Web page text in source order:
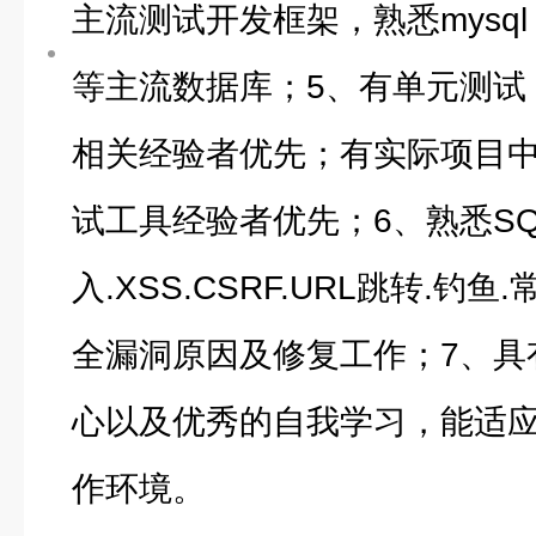
主流测试开发框架，熟悉
等主流数据库；5、有单元测
相关经验者优先；有实际项目
试工具经验者优先；6、熟悉
入.XSS.CSRF.URL跳转.钓鱼.
全漏洞原因及修复工作；7、
心以及优秀的自我学习，能适
作环境。